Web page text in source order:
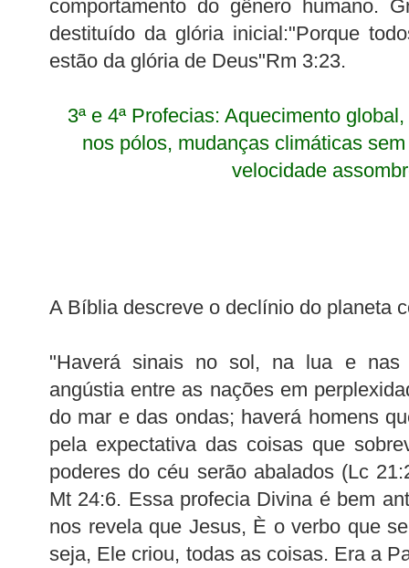
comportamento do gênero humano.
destituído da glória inicial:"Porque
estão da glória de Deus"Rm 3:23.
3ª e 4ª Profecias: Aquecimento
nos pólos, mudanças climáticas
velocidade
A Bíblia descreve o declínio do planeta
"Haverá sinais no sol, na lua e nas
angústia entre as nações em
do mar e das ondas; haverá homens
pela expectativa das coisas que
poderes do céu serão abalados (Lc
Mt 24:6. Essa profecia Divina é bem
nos revela que Jesus, È o verbo que
seja, Ele criou, todas as coisas. Era a